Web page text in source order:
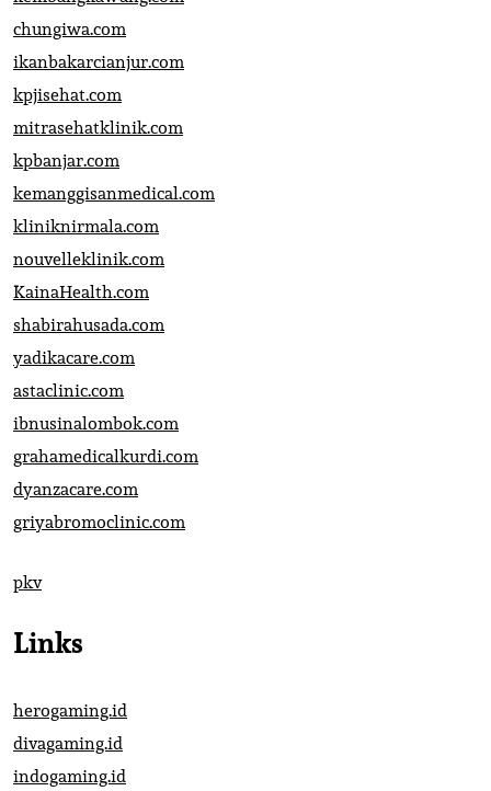
chungiwa.com
ikanbakarcianjur.com
kpjisehat.com
mitrasehatklinik.com
kpbanjar.com
kemanggisanmedical.com
kliniknirmala.com
nouvelleklinik.com
KainaHealth.com
shabirahusada.com
yadikacare.com
astaclinic.com
ibnusinalombok.com
grahamedicalkurdi.com
dyanzacare.com
griyabromoclinic.com
pkv
Links
herogaming.id
divagaming.id
indogaming.id